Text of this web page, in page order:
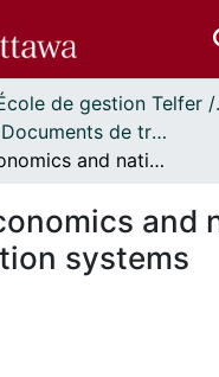
École
Telfer - Documents de travail // Telfer - Working Papers
Real economics and national innovation systems
and
systems